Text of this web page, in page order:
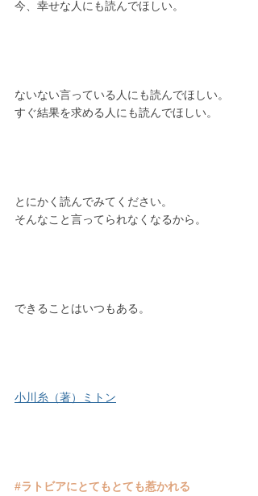
今、幸せな人にも読んでほしい。
ないない言っている人にも読んでほしい。
すぐ結果を求める人にも読んでほしい。
とにかく読んでみてください。
そんなこと言ってられなくなるから。
できることはいつもある。
小川糸（著）ミトン
#ラトビアにとてもとても惹かれる